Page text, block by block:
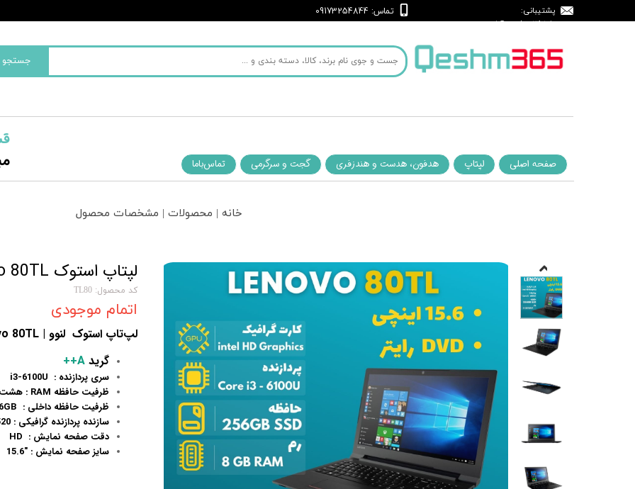
جستجو
پشتیبانی:
support@qeshm365.ir
تماس: 09173254844
صفحه اصلی لپتاپ هدفون، هدست و هندزفری گجت و سرگرمی تماس‌با‌ما
خانه | محصولات | مشخصات محصول
لپتاپ استوک Lenovo 80TL | نسل 6 | i3
کد محصول: TL80
اتمام موجودی
لپ‌تاپ استوک لنوو | Lenovo 80TL
گرید A++
سری پردازنده : i3-6100U
ظرفیت حافظه RAM : هشت گیگابایت 8GB
ظرفیت حافظه داخلی : 256GB
سازنده پردازنده گرافیکی : Intel HD 520
دقت صفحه نمایش : HD
سایز صفحه نمایش : "15.6